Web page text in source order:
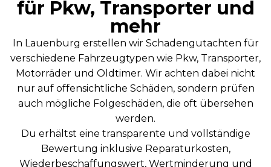
für Pkw, Transporter und
mehr
In Lauenburg erstellen wir Schadengutachten für
verschiedene Fahrzeugtypen wie Pkw, Transporter,
Motorräder und Oldtimer. Wir achten dabei nicht
nur auf offensichtliche Schäden, sondern prüfen
auch mögliche Folgeschäden, die oft übersehen
werden.
Du erhältst eine transparente und vollständige
Bewertung inklusive Reparaturkosten,
Wiederbeschaffungswert, Wertminderung und